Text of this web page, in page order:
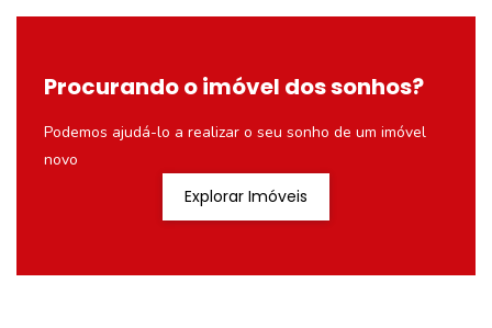
Procurando o imóvel dos sonhos?
Podemos ajudá-lo a realizar o seu sonho de um imóvel
novo
Explorar Imóveis